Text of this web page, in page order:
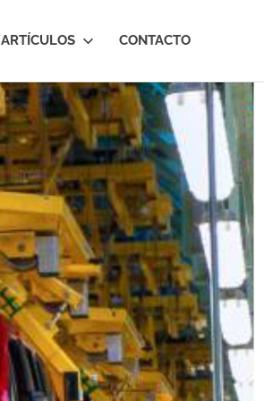
ARTÍCULOS CONTACTO